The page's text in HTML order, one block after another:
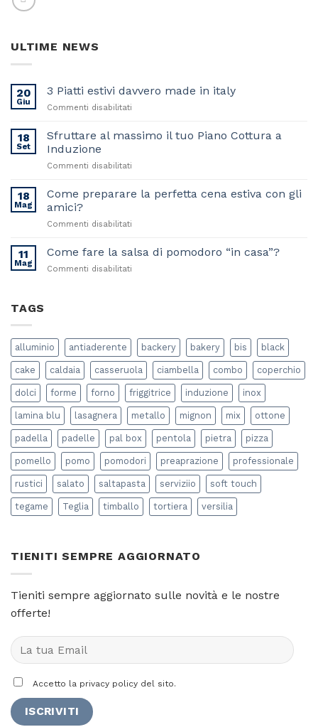
ULTIME NEWS
20
Giu
3 Piatti estivi davvero made in italy
Commenti disabilitati
Piatti
italy
18
Set
Sfruttare al massimo il tuo Piano Cottura a
Induzione
Commenti disabilitati
massimo
Cottura
18
Mag
Come preparare la perfetta cena estiva con gli
amici?
Commenti disabilitati
preparare
11
Mag
Come fare la salsa di pomodoro “in casa”?
Commenti disabilitati
pomodoro
casa”?
TAGS
alluminio antiaderente backery bakery bis black
cake caldaia casseruola ciambella combo coperchio
dolci forme forno friggitrice induzione inox
lamina blu lasagnera metallo mignon mix ottone
padella padelle pal box pentola pietra pizza
pomello pomo pomodori preaprazione professionale
rustici salato saltapasta serviziio soft touch
tegame Teglia timballo tortiera versilia
TIENITI SEMPRE AGGIORNATO
Tieniti sempre aggiornato sulle novità e le nostre
offerte!
Accetto la privacy policy del sito.